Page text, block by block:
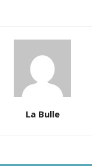
La Bulle